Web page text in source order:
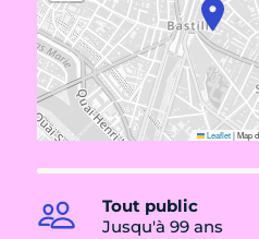
Leaflet|Map
Tout public
Jusqu'à 99 ans